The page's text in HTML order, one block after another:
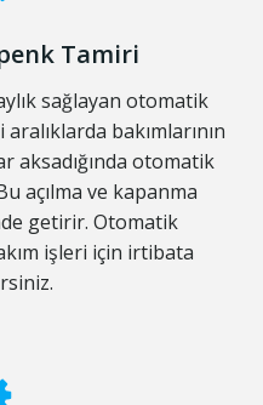
Tamiri
sağlayan otomatik
bakımlarının
aksadığında otomatik
açılma ve kapanma
getirir. Otomatik
işleri için irtibata